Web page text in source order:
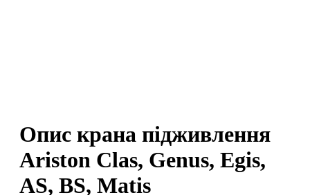
Опис крана підживлення
Ariston Clas, Genus, Egis,
AS, BS, Matis